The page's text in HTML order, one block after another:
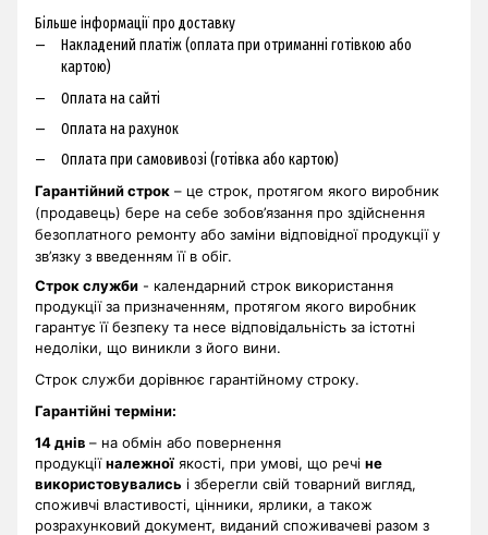
Більше інформації про доставку
Накладений платіж (оплата при отриманні готівкою або
картою)
Оплата на сайті
Оплата на рахунок
Оплата при самовивозі (готівка або картою)
Гарантійний строк – це строк, протягом якого виробник
(продавець) бере на себе зобов’язання про здійснення
безоплатного ремонту або заміни відповідної продукції у
зв’язку з введенням її в обіг.
Строк служби - календарний строк використання
продукції за призначенням, протягом якого виробник
гарантує її безпеку та несе відповідальність за істотні
недоліки, що виникли з його вини.
Строк служби дорівнює гарантійному строку.
Гарантійні терміни:
14 днів – на обмін або повернення
продукціїналежної якості, при умові, що речі не
використовувались і зберегли свій товарний вигляд,
споживчі властивості, цінники, ярлики, а також
розрахунковий документ, виданий споживачеві разом з